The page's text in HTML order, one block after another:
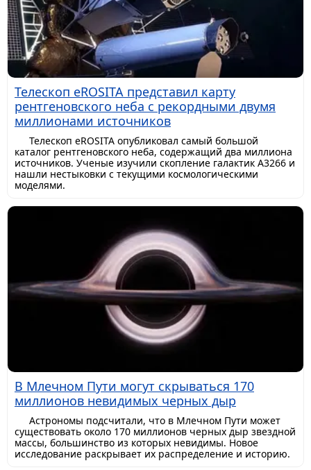
Телескоп eROSITA представил карту
рентгеновского неба с рекордными двумя
миллионами источников
Телескоп eROSITA опубликовал самый большой
каталог рентгеновского неба, содержащий два миллиона
источников. Ученые изучили скопление галактик A3266 и
нашли нестыковки с текущими космологическими
моделями.
В Млечном Пути могут скрываться 170
миллионов невидимых черных дыр
Астрономы подсчитали, что в Млечном Пути может
существовать около 170 миллионов черных дыр звездной
массы, большинство из которых невидимы. Новое
исследование раскрывает их распределение и историю.